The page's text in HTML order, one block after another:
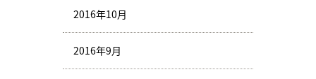
2016年10月
2016年9月